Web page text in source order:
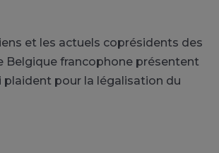
et les actuels coprésidents des
Belgique francophone présentent
plaident pour la légalisation du